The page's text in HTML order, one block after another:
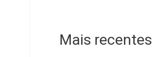
Mais recentes